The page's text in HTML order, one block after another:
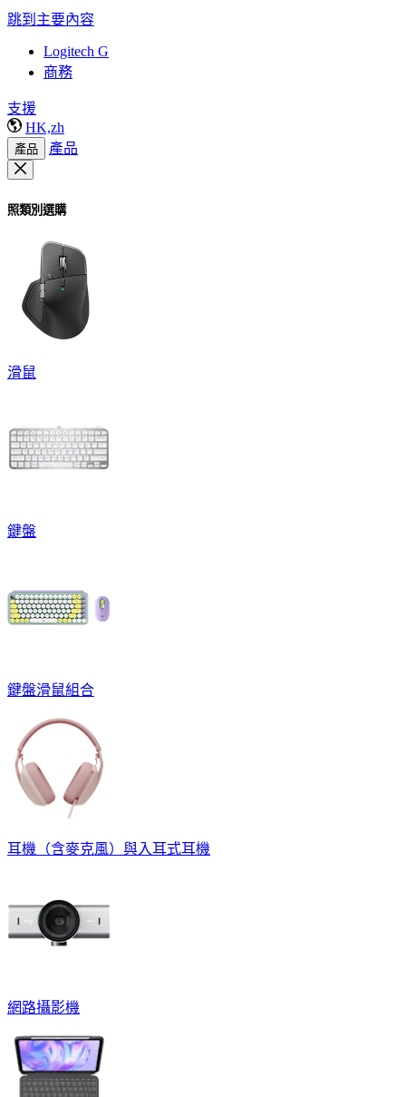
跳到主要內容
Logitech G
商務
支援
HK,zh
產品 產品
照類別選購
滑鼠
鍵盤
鍵盤滑鼠組合
耳機（含麥克風）與入耳式耳機
網路攝影機